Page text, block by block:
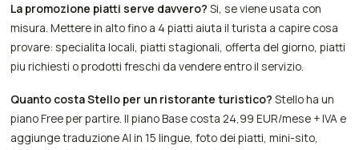
La promozione piatti serve davvero? Si, se viene usata con
misura. Mettere in alto fino a 4 piatti aiuta il turista a capire cosa
provare: specialita locali, piatti stagionali, offerta del giorno, piatti
piu richiesti o prodotti freschi da vendere entro il servizio.
Quanto costa Stello per un ristorante turistico? Stello ha un
piano Free per partire. Il piano Base costa 24,99 EUR/mese + IVA e
aggiunge traduzione AI in 15 lingue, foto dei piatti, mini-sito,